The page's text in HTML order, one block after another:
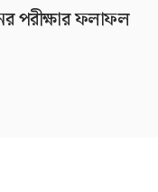
পরীক্ষার ফলাফল